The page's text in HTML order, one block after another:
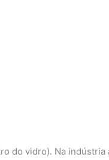
do vidro). Na indústria